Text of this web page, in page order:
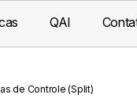
QAI
de Controle (Split)